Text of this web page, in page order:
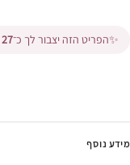
✨הפריט הזה יצבור לך כ־27
מידע נוסף